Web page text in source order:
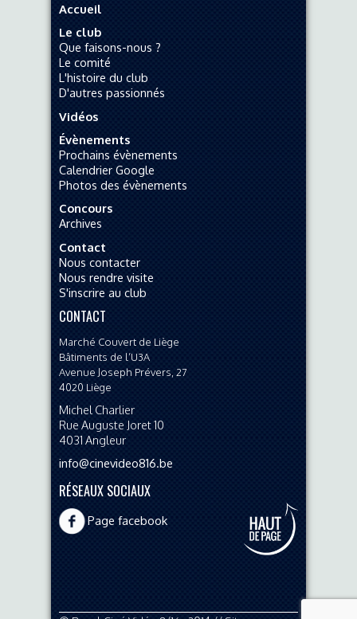
Accueil
Le club
Que faisons-nous ?
Le comité
L'histoire du club
D'autres passionnés
Vidéos
Évènements
Prochains évènements
Calendrier Google
Photos des évènements
Concours
Archives
Contact
Nous contacter
Nous rendre visite
S'inscrire au club
CONTACT
Marché Couvert de Liège
Bâtiments de l’U3A
Avenue Joseph Prévers, 27
4020 Liège
Michel Charlier
Rue Auguste Joret 10
4031 Angleur
info@cinevideo816.be
RÉSEAUX SOCIAUX
Page facebook